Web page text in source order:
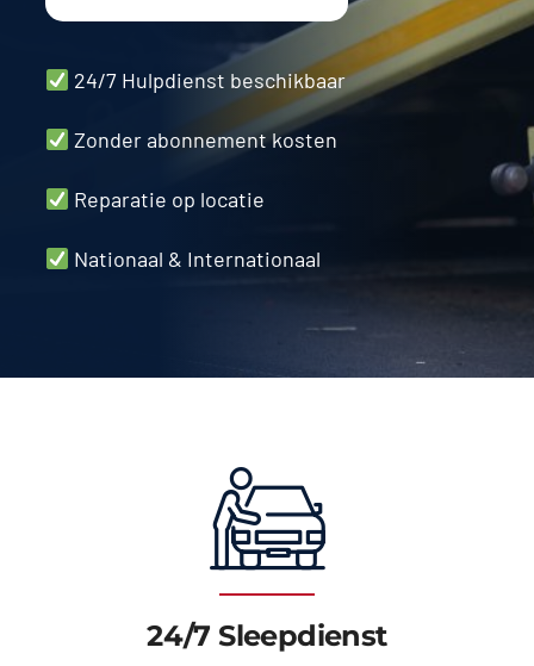
24/7 Hulpdienst beschikbaar
Zonder abonnement kosten
Reparatie op locatie
Nationaal & Internationaal
24/7 Sleepdienst